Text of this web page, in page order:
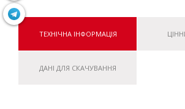
ТЕХНІЧНА ІНФОРМАЦІЯ
ДАНІ ДЛЯ СКАЧУВАННЯ